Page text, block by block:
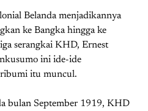
Belanda menjadikannya
ke Bangka hingga ke
serangkai KHD, Ernest
ini ide-ide
itu muncul.
bulan September 1919, KHD